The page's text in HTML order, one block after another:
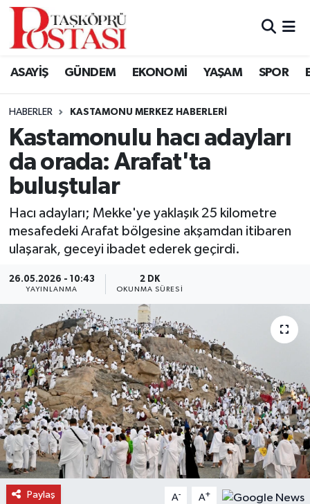
ASAYİŞ GÜNDEM EKONOMİ YAŞAM SPOR
HABERLER KASTAMONU MERKEZ HABERLERI
Kastamonulu hacı adayları
da orada: Arafat'ta
buluştular
Hacı adayları; Mekke'ye yaklaşık 25 kilometre
mesafedeki Arafat bölgesine akşamdan itibaren
ulaşarak, geceyi ibadet ederek geçirdi.
26.05.2026 - 10:43
YAYINLANMA
2 DK
OKUNMA SÜRESI
Paylaş A- A+
Kastamonu Vefat Edenler
Araç Haberleri
Azdavay Haberleri
Bozkurt Haberleri
Daday Haberleri
Devrekani Haberleri
Doğanyurt Haberleri
Hanönü Haberleri
İhsangazi Haberleri